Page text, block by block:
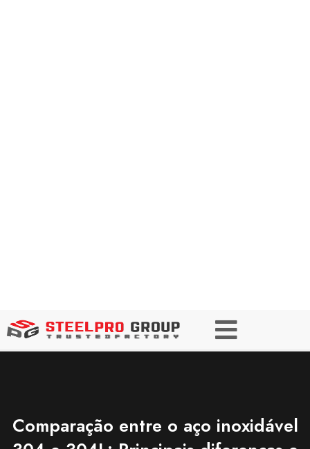
Comparação entre o aço inoxidável